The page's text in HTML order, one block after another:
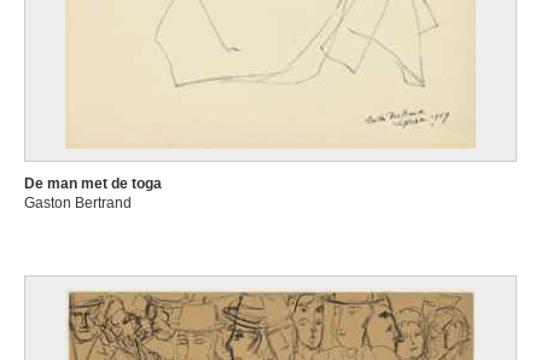
De man met de toga
Gaston Bertrand